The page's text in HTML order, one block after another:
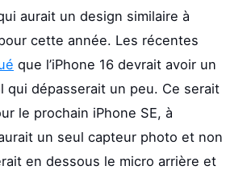
aurait un design similaire à
cette année. Les récentes
que l’iPhone 16 devrait avoir un
qui dépasserait un peu. Ce serait
le prochain iPhone SE, à
un seul capteur photo et non
en dessous le micro arrière et